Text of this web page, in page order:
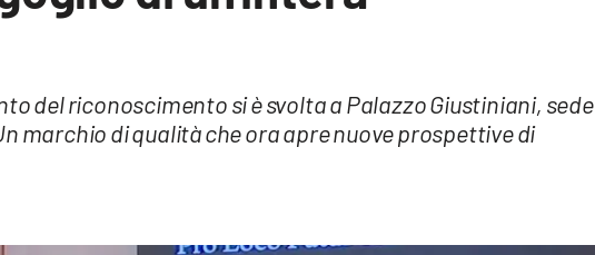
del riconoscimento si è svolta a Palazzo Giustiniani, sede
marchio di qualità che ora apre nuove prospettive di